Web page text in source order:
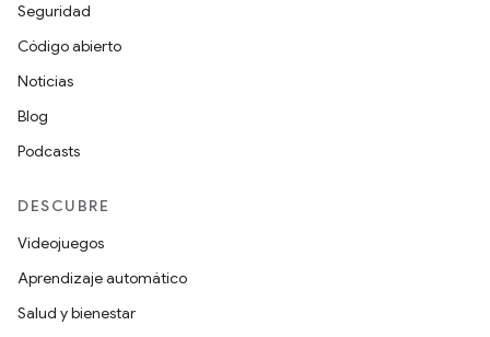
Seguridad
Código abierto
Noticias
Blog
Podcasts
DESCUBRE
Videojuegos
Aprendizaje automático
Salud y bienestar